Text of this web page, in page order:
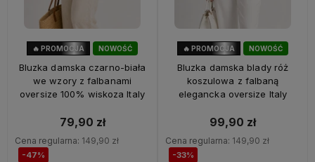
NOWOŚĆ
🔥 PROMOCJA
Bluzka damska czarno-biała
we wzory z falbanami
oversize 100% wiskoza Italy
79,90 zł
Cena regularna: 149,90 zł
-47%
NOWOŚĆ
🔥 PROMOCJA
Bluzka damska blady róż
koszulowa z falbaną
elegancka oversize Italy
99,90 zł
Cena regularna: 149,90 zł
-33%